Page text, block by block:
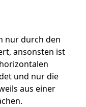
nur durch den
ansonsten ist
und nur die
aus einer